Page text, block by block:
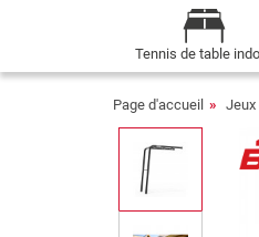
Tennis de table
Page d'accueil Jeux